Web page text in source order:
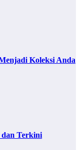
Koleksi Anda
Terkini